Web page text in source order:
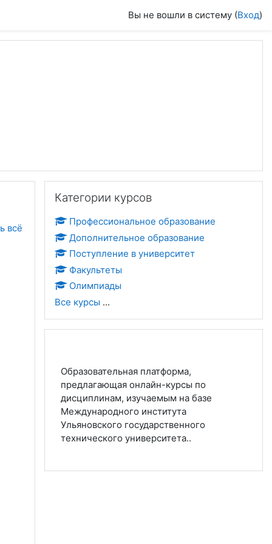
Вы не вошли в систему (Вход)
всё
Категории курсов
Профессиональное образование
Дополнительное образование
Поступление в университет
Факультеты
Олимпиады
Все курсы ...
Образовательная платформа,
предлагающая онлайн-курсы по
дисциплинам, изучаемым на базе
Международного института
Ульяновского государственного
технического университета..